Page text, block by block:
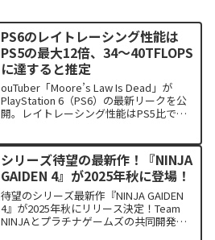
PS6のレイトレーシング性能は
PS5の最大12倍、34〜40TFLOPS
に達すると推定
ouTuber「Moore’s Law Is Dead」が
PlayStation 6（PS6）の最新リークを公
開。レイトレーシング性能はPS5比で最
か。
シリーズ待望の最新作！『NINJA
GAIDEN 4』が2025年秋に登場！
待望のシリーズ最新作『NINJA GAIDEN
4』が2025年秋にリリース決定！Team
NINJAとプラチナゲームズの共同開発で